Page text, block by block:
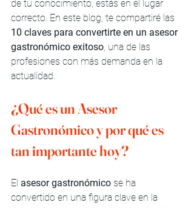
de tu conocimiento, estás en el lugar
correcto. En este blog, te compartiré las
10 claves para convertirte en un asesor
gastronómico exitoso , una de las
profesiones con más demanda en la
actualidad.
¿Qué es un Asesor
Gastronómico y por qué es
tan importante hoy?
El asesor gastronómico se ha
convertido en una figura clave en la